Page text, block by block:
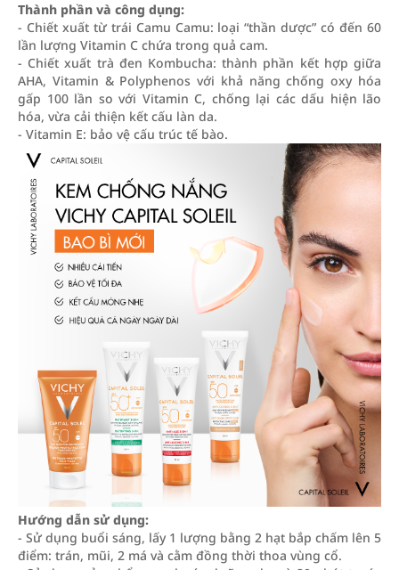
Thành phần và công dụng:
- Chiết xuất từ trái Camu Camu: loại “thần dược” có đến 60
lần lượng Vitamin C chứa trong quả cam.
- Chiết xuất trà đen Kombucha: thành phần kết hợp giữa
AHA, Vitamin & Polyphenos với khả năng chống oxy hóa
gấp 100 lần so với Vitamin C, chống lại các dấu hiện lão
hóa, vừa cải thiện kết cấu làn da.
- Vitamin E: bảo vệ cấu trúc tế bào.
Hướng dẫn sử dụng:
- Sử dụng buổi sáng, lấy 1 lượng bằng 2 hạt bắp chấm lên 5
điểm: trán, mũi, 2 má và cằm đồng thời thoa vùng cổ.